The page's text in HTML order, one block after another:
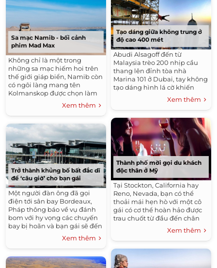
Sa mạc Namib - bối cảnh
phim Mad Max
Không chỉ là một trong
những sa mạc hiếm hoi trên
thế giới giáp biển, Namib còn
có ngôi làng mang tên
Kolmanskop được chọn làm
bối cảnh tuyệt đẹp của phim
Mad Max: Fury Road.
Xem thêm
Trở thành khủng bố bất đắc dĩ
để ‘câu giờ’ cho bạn gái
Một người đàn ông đã gọi
điện tới sân bay Bordeaux,
Pháp thông báo về vụ đánh
bom với hy vọng các chuyến
bay bị hoãn và bạn gái sẽ đến
Xem thêm
Tạo dáng giữa không trung ở
độ cao 400 mét
Abudi Alsagoff đến từ
Malaysia trèo 200 nhịp cầu
thang lên đỉnh tòa nhà
Marina 101 ở Dubai, tay không
tạo dáng hình lá cờ khiến
người xem thót tim.Xem thêm
Thành phố mời gọi du khách
độc thân ở Mỹ
Tại Stockton, California hay
Reno, Nevada, bạn có thể
thoải mái hẹn hò với một cô
gái có cơ thể hoàn hảo được
trau chuốt từ đầu đến chân
mà cần lo cho ví tiền của
Xem thêm